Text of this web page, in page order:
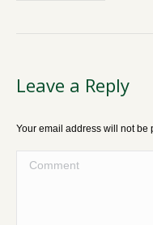
Leave a Reply
Your email address will not be
Comment